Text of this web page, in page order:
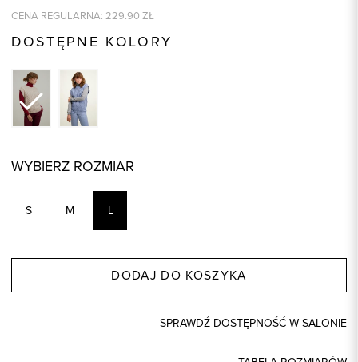
CENA REGULARNA: 229.90 ZŁ
DOSTĘPNE KOLORY
WYBIERZ ROZMIAR
S M L
DODAJ DO KOSZYKA
SPRAWDŹ DOSTĘPNOŚĆ W SALONIE